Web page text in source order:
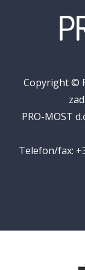
Copyright ©
PRO-MOST
Telefon/fax: